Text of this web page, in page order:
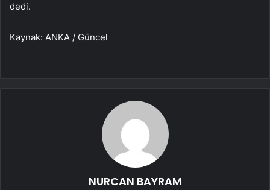
dedi.
Kaynak: ANKA / Güncel
NURCAN BAYRAM